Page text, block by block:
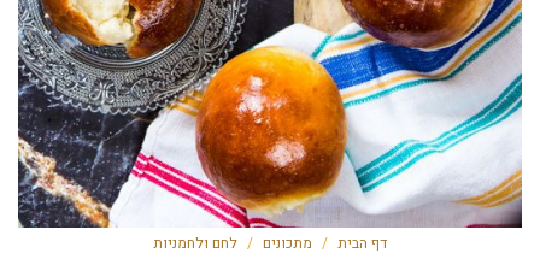
דף הבית / מתכונים / לחם ולחמניות